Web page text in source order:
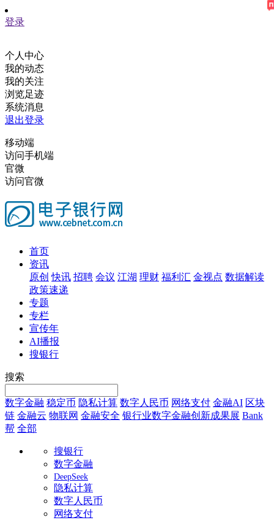
登录
个人中心
我的动态
我的关注
浏览足迹
系统消息
退出登录
移动端
访问手机端
官微
访问官微
首页
资讯
原创 快讯 招聘 会议 江湖 理财 福利汇 金视点 数据解读
政策速递
专题
专栏
宣传年
AI播报
搜银行
搜索
数字金融 稳定币 隐私计算 数字人民币 网络支付 金融AI 区块
链 金融云 物联网 金融安全 银行业数字金融创新成果展 Bank
帮 全部
搜银行
数字金融
DeepSeek
隐私计算
数字人民币
网络支付